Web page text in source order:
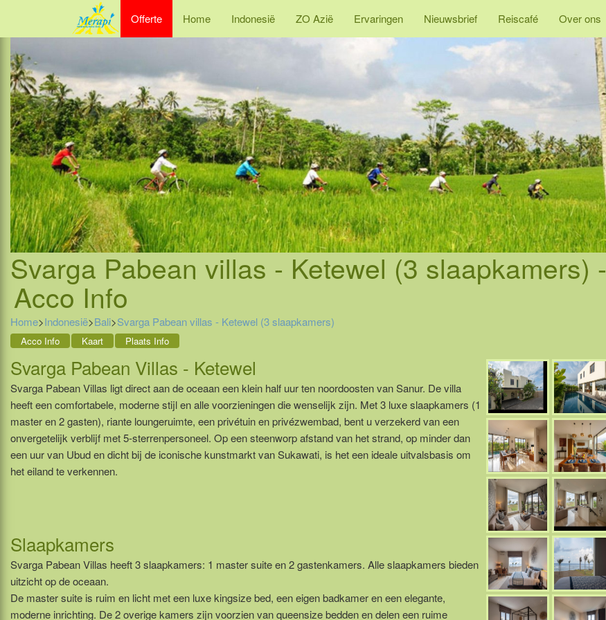
Offerte Home Indonesië ZO Azië Ervaringen Nieuwsbrief Reiscafé Over ons
Svarga Pabean villas - Ketewel (3 slaapkamers) -
Acco Info
Home>Indonesië>Bali>Svarga Pabean villas - Ketewel (3 slaapkamers)
Acco Info Kaart Plaats Info
Svarga Pabean Villas - Ketewel
Svarga Pabean Villas ligt direct aan de oceaan een klein half uur ten noordoosten van Sanur. De villa
heeft een comfortabele, moderne stijl en alle voorzieningen die wenselijk zijn. Met 3 luxe slaapkamers (1
master en 2 gasten), riante loungeruimte, een privétuin en privézwembad, bent u verzekerd van een
onvergetelijk verblijf met 5-sterrenpersoneel. Op een steenworp afstand van het strand, op minder dan
een uur van Ubud en dicht bij de iconische kunstmarkt van Sukawati, is het een ideale uitvalsbasis om
het eiland te verkennen.
Slaapkamers
Svarga Pabean Villas heeft 3 slaapkamers: 1 master suite en 2 gastenkamers. Alle slaapkamers bieden
uitzicht op de oceaan.
De master suite is ruim en licht met een luxe kingsize bed, een eigen badkamer en een elegante,
moderne inrichting. De 2 overige kamers zijn voorzien van queensize bedden en delen een ruime